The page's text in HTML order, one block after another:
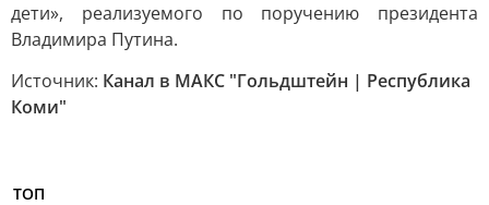
дети», реализуемого по поручению президента
Владимира Путина.
Источник: Канал в МАКС "Гольдштейн | Республика
Коми"
ТОП